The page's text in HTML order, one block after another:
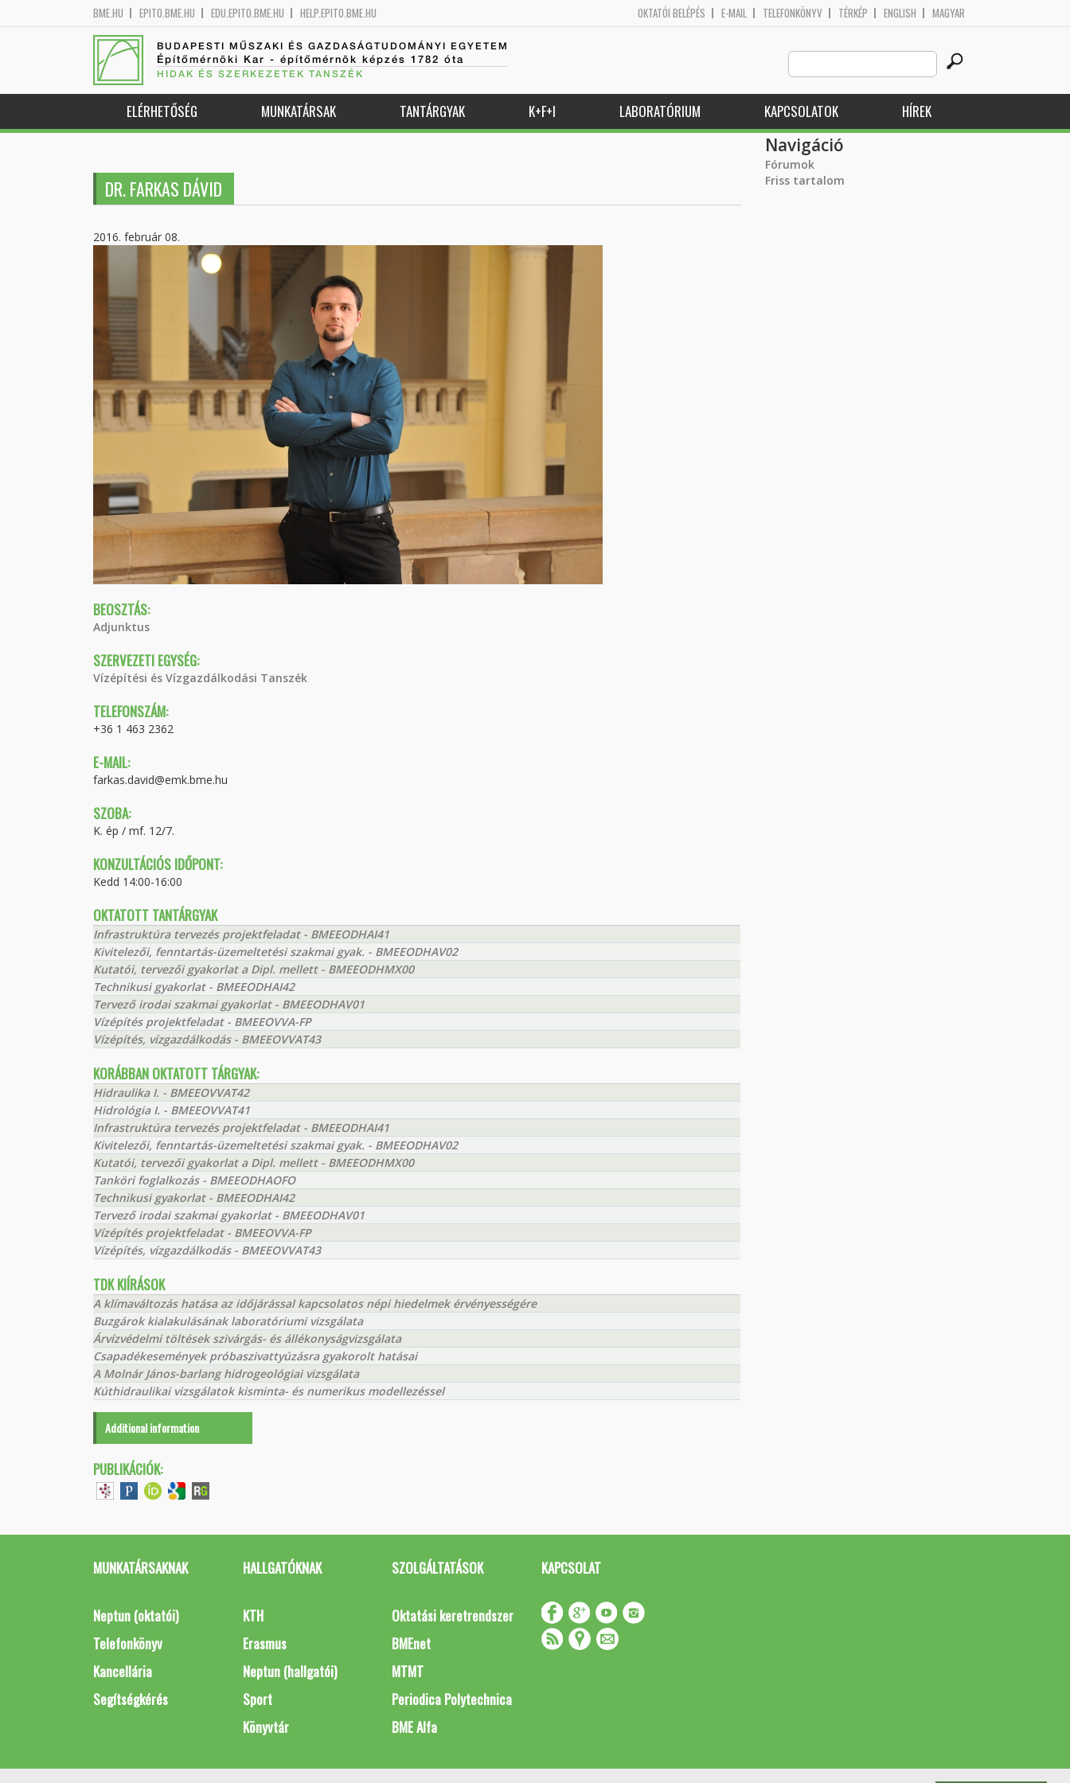
BME.HU EPITO.BME.HU EDU.EPITO.BME.HU HELP.EPITO.BME.HU OKTATÓI BELÉPÉS E-MAIL TELEFONKÖNYV TÉRKÉP ENGLISH MAGYAR
BUDAPESTI MŰSZAKI ÉS GAZDASÁGTUDOMÁNYI EGYETEM
Építőmérnöki Kar - építőmérnök képzés 1782 óta
HIDAK ÉS SZERKEZETEK TANSZÉK
Search
this
site
ELÉRHETŐSÉG MUNKATÁRSAK TANTÁRGYAK K+F+I LABORATÓRIUM KAPCSOLATOK HÍREK
DR. FARKAS DÁVID
2016. február 08.
BEOSZTÁS:
Adjunktus
SZERVEZETI EGYSÉG:
Vízépítési és Vízgazdálkodási Tanszék
TELEFONSZÁM:
+36 1 463 2362
E-MAIL:
farkas.david@emk.bme.hu
SZOBA:
K. ép / mf. 12/7.
KONZULTÁCIÓS IDŐPONT:
Kedd 14:00-16:00
OKTATOTT TANTÁRGYAK
Infrastruktúra tervezés projektfeladat - BMEEODHAI41
Kivitelezői, fenntartás-üzemeltetési szakmai gyak. - BMEEODHAV02
Kutatói, tervezői gyakorlat a Dipl. mellett - BMEEODHMX00
Technikusi gyakorlat - BMEEODHAI42
Tervező irodai szakmai gyakorlat - BMEEODHAV01
Vízépítés projektfeladat - BMEEOVVA-FP
Vízépítés, vízgazdálkodás - BMEEOVVAT43
KORÁBBAN OKTATOTT TÁRGYAK:
Hidraulika I. - BMEEOVVAT42
Hidrológia I. - BMEEOVVAT41
Infrastruktúra tervezés projektfeladat - BMEEODHAI41
Kivitelezői, fenntartás-üzemeltetési szakmai gyak. - BMEEODHAV02
Kutatói, tervezői gyakorlat a Dipl. mellett - BMEEODHMX00
Tanköri foglalkozás - BMEEODHAOFO
Technikusi gyakorlat - BMEEODHAI42
Tervező irodai szakmai gyakorlat - BMEEODHAV01
Vízépítés projektfeladat - BMEEOVVA-FP
Vízépítés, vízgazdálkodás - BMEEOVVAT43
TDK KIÍRÁSOK
A klímaváltozás hatása az időjárással kapcsolatos népi hiedelmek érvényességére
Buzgárok kialakulásának laboratóriumi vizsgálata
Árvízvédelmi töltések szivárgás- és állékonyságvizsgálata
Csapadékesemények próbaszivattyúzásra gyakorolt hatásai
A Molnár János-barlang hidrogeológiai vizsgálata
Kúthidraulikai vizsgálatok kisminta- és numerikus modellezéssel
Additional information
PUBLIKÁCIÓK:
Navigáció
Fórumok
Friss tartalom
MUNKATÁRSAKNAK
Neptun (oktatói)
Telefonkönyv
Kancellária
Segítségkérés
HALLGATÓKNAK
KTH
Erasmus
Neptun (hallgatói)
Sport
Könyvtár
SZOLGÁLTATÁSOK
Oktatási keretrendszer
BMEnet
MTMT
Periodica Polytechnica
BME Alfa
KAPCSOLAT